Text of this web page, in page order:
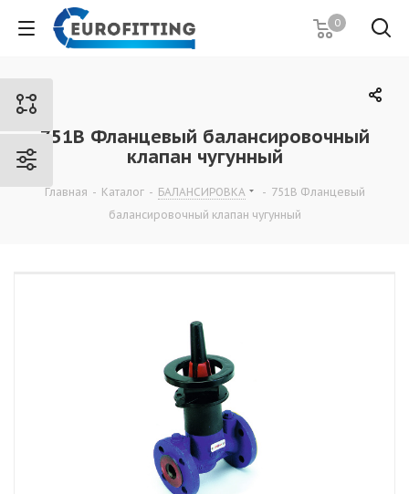
0
751В Фланцевый балансировочный
клапан чугунный
Главная - Каталог - БАЛАНСИРОВКА - 751В Фланцевый
балансировочный клапан чугунный